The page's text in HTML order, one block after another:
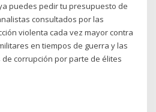
puedes pedir tu presupuesto de
consultados por las
violenta cada vez mayor contra
en tiempos de guerra y las
corrupción por parte de élites